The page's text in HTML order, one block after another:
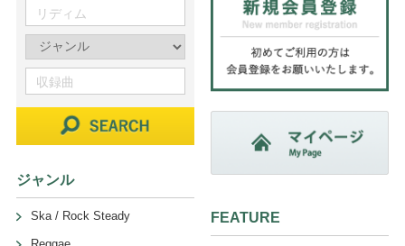
ジャンル
Ska / Rock Steady FEATURE